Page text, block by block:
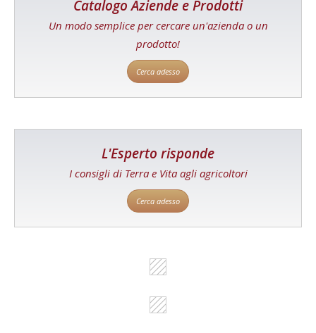
Catalogo Aziende e Prodotti
Un modo semplice per cercare un'azienda o un
prodotto!
Cerca adesso
L'Esperto risponde
I consigli di Terra e Vita agli agricoltori
Cerca adesso